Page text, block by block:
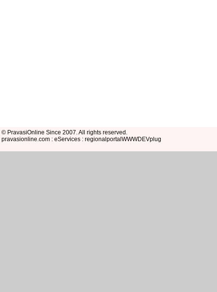
© PravasiOnline Since 2007. All rights reserved.
pravasionline.com : eServices : regionalportalWWWDEVplug